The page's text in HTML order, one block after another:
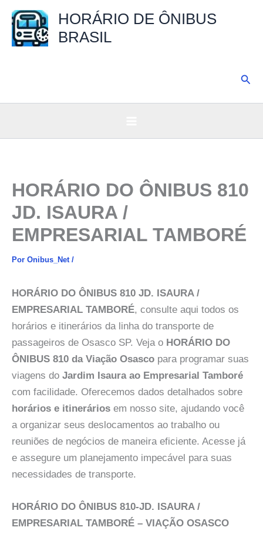
para
HORÁRIO DE ÔNIBUS
BRASIL
HORÁRIO DO ÔNIBUS 810
JD. ISAURA /
EMPRESARIAL TAMBORÉ
Por Onibus_Net /
HORÁRIO DO ÔNIBUS 810 JD. ISAURA /
EMPRESARIAL TAMBORÉ, consulte aqui todos os
horários e itinerários da linha do transporte de
passageiros de Osasco SP. Veja o HORÁRIO DO
ÔNIBUS 810 da Viação Osasco para programar suas
viagens do Jardim Isaura ao Empresarial Tamboré
com facilidade. Oferecemos dados detalhados sobre
horários e itinerários em nosso site, ajudando você
a organizar seus deslocamentos ao trabalho ou
reuniões de negócios de maneira eficiente. Acesse já
e assegure um planejamento impecável para suas
necessidades de transporte.
HORÁRIO DO ÔNIBUS 810-JD. ISAURA /
EMPRESARIAL TAMBORÉ – VIAÇÃO OSASCO